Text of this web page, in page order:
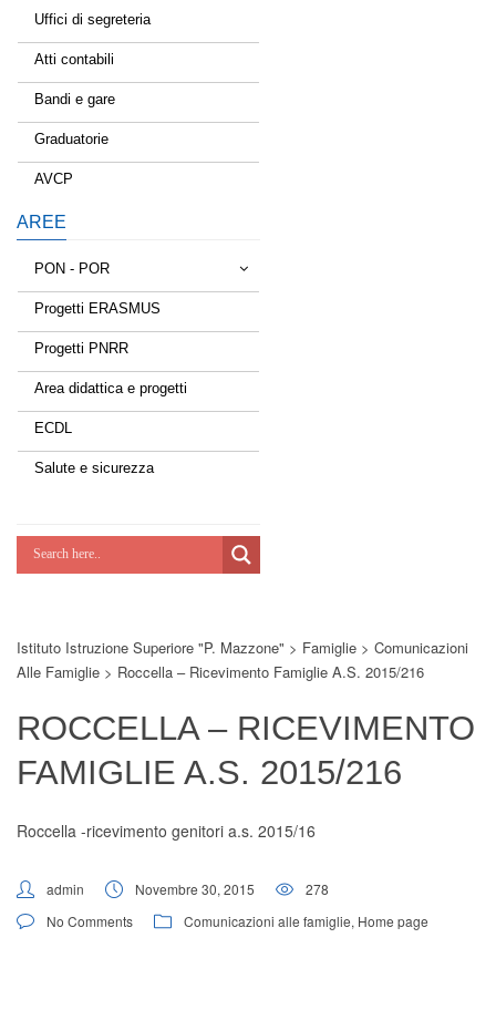
Uffici di segreteria
Atti contabili
Bandi e gare
Graduatorie
AVCP
AREE
PON - POR
Tessere la rete
Estate a scuola
Scuola d'estate
Lab Green
Potenziamoci
Progetti ERASMUS
Progetti PNRR
Area didattica e progetti
ECDL
Salute e sicurezza
Istituto Istruzione Superiore "P. Mazzone" > Famiglie > Comunicazioni
Alle Famiglie > Roccella – Ricevimento Famiglie A.s. 2015/216
ROCCELLA – RICEVIMENTO
FAMIGLIE A.S. 2015/216
Roccella -ricevimento genitori a.s. 2015/16
admin Novembre 30, 2015
278
No Comments
Comunicazioni alle famiglie, Home page